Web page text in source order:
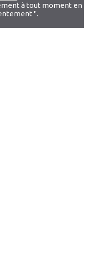
à tout moment en
".